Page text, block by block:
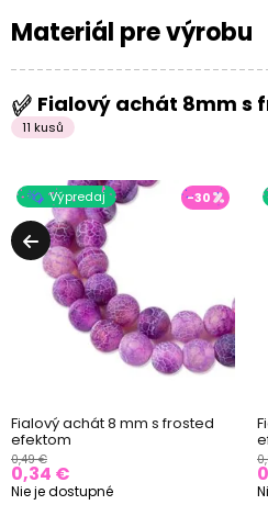
Materiál pre výrobu
Fialový achát 8mm s
11 kusů
Výpredaj -30
Fialový achát 8 mm s frosted
efektom
0,49 €
0,34 €
Nie je dostupné